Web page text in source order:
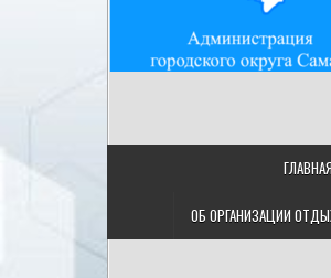
МБУ ДО "ЦДТ "Восход" г.о.
ГЛАВНАЯ
ОБ ОРГАНИЗАЦИИ